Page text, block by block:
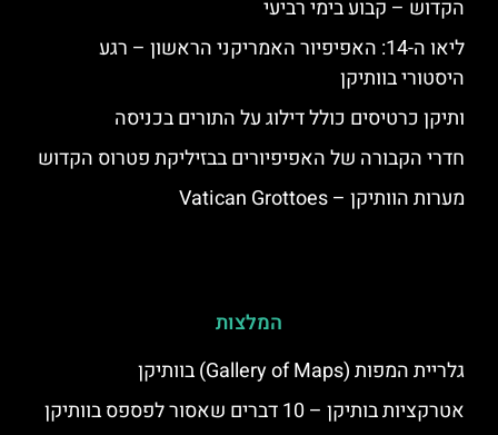
הקדוש – קבוע בימי רביעי
ליאו ה-14: האפיפיור האמריקני הראשון – רגע
היסטורי בוותיקן
ותיקן כרטיסים כולל דילוג על התורים בכניסה
חדרי הקבורה של האפיפיורים בבזיליקת פטרוס הקדוש
מערות הוותיקן – Vatican Grottoes
המלצות
גלריית המפות (Gallery of Maps) בוותיקן
אטרקציות בותיקן – 10 דברים שאסור לפספס בוותיקן